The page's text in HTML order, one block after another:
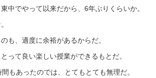
中でやって以来だから、6年ぶりくらいか。
も、適度に余裕があるからだ。
って良い楽しい授業ができるもとだ。
もあったのでは、とてもとても無理だ。